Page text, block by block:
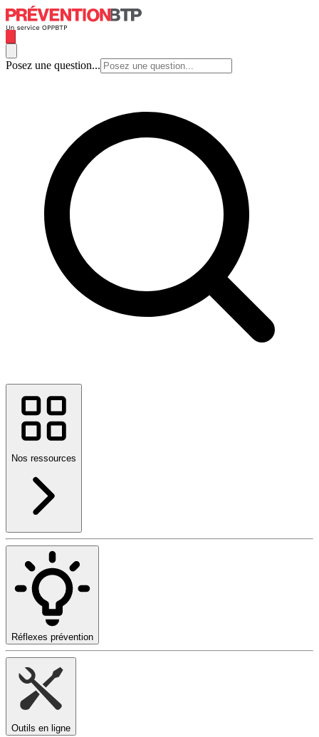
Posez une question...
Nos ressources
Réflexes prévention
Outils en ligne